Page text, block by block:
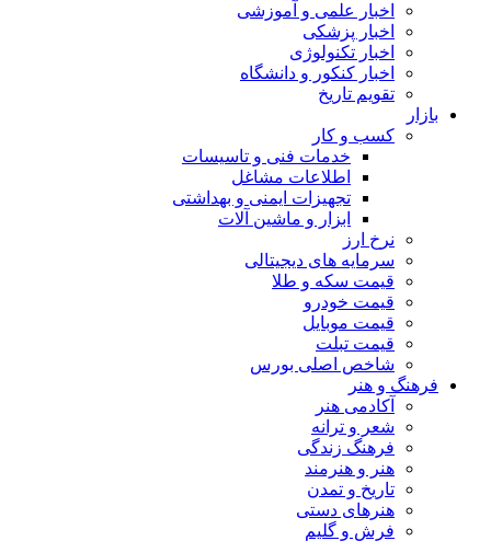
اخبار علمی و آموزشی
اخبار پزشکی
اخبار تکنولوژی
اخبار کنکور و دانشگاه
تقویم تاریخ
بازار
کسب و کار
خدمات فنی و تاسیسات
اطلاعات مشاغل
تجهیزات ایمنی و بهداشتی
ابزار و ماشین آلات
نرخ ارز‍
سرمایه های دیجیتالی
قیمت سکه و طلا
قیمت خودرو
قیمت موبایل
قیمت تبلت
شاخص اصلی بورس
فرهنگ و هنر
آکادمی هنر
شعر و ترانه
فرهنگ زندگی
هنر و هنرمند
تاریخ و تمدن
هنرهای دستی
فرش و گلیم